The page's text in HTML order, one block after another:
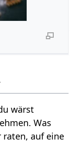
wärst
Was
raten, auf eine